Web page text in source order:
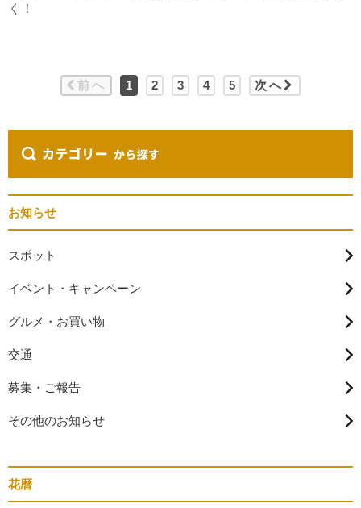
く！
前へ 1 2 3 4 5 次へ
お知らせ
スポット
イベント・キャンペーン
グルメ・お買い物
交通
募集・ご報告
その他のお知らせ
花暦